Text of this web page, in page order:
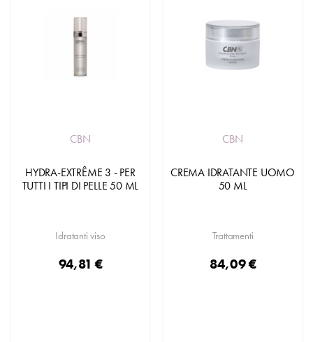
CBN
HYDRA-EXTRÊME 3 - PER
TUTTI I TIPI DI PELLE 50 ML
Idratanti viso
94,81 €
CBN
CREMA IDRATANTE UOMO
50 ML
Trattamenti
84,09 €